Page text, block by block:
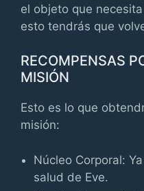
el objeto que
esto tendrás que
RECOMPENSAS
MISIÓN
Esto es lo que
misión:
Núcleo Corporal:
salud de Eve.